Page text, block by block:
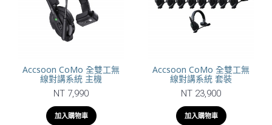
Accsoon CoMo 全雙工無
線對講系統 主機
NT 7,990
加入購物車
Accsoon CoMo 全雙工無
線對講系統 套裝
NT 23,900
加入購物車